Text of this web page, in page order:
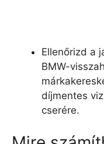
Ellenőrizd a
BMW-
díjmentes
cserére.